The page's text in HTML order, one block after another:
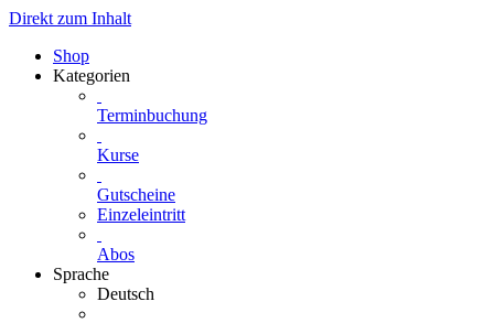
Direkt zum Inhalt
Shop
Kategorien
Terminbuchung
Kurse
Gutscheine
Einzeleintritt
Abos
Sprache
Deutsch